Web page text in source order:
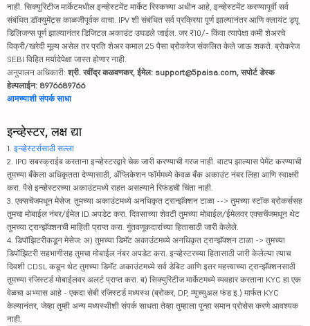
नाही. सिक्युरिटीज मार्केटमधील इन्व्हेस्टमेंट मार्केट रिस्कच्या अधीन आहे, इन्व्हेस्टमेंट करण्यापूर्वी सर्व
संबंधित डॉक्युमेंट्स काळजीपूर्वक वाचा. IPV शी संबंधित सर्व प्रक्रिया पूर्ण झाल्यानंतर आणि क्लायंट ड्यू
डिलिजन्स पूर्ण झाल्यानंतर डिजिटल अकाउंट उघडले जाईल. जर ₹10/- किंवा त्यापेक्षा कमी शेअरचे
विक्री/खरेदी मूल्य असेल तर प्रति शेअर कमाल 25 पैसा ब्रोकरेज संकलित केले जाऊ शकते. ब्रोकरेज
SEBI विहित मर्यादेपेक्षा जास्त होणार नाही.
अनुपालन अधिकारी: श्री. रवींद्र कळवणकर, ईमेल: support@5paisa.com, सपोर्ट डेस्क
हेल्पलाईन: 8976689766
आमच्याशी संपर्क साधा
इन्व्हेस्टर, लक्ष द्या
1. इन्व्हेस्टर्ससाठी सल्ला
2. IPO सबस्क्राईब करताना इन्व्हेस्टरद्वारे चेक जारी करण्याची गरज नाही. वाटप झाल्यास पेमेंट करण्याची
तुमच्या बँकेला अधिकृतता देण्यासाठी, ॲप्लिकेशन फॉर्ममध्ये केवळ बँक अकाउंट नंबर लिहा आणि स्वाक्षरी
करा. पैसे इन्व्हेस्टरच्या अकाउंटमध्ये राहत असल्याने रिफंडची चिंता नाही.
3. एक्सचेंजमधून मेसेज: तुमच्या अकाउंटमध्ये अनधिकृत ट्रान्झॅक्शन टाळा --> तुमच्या स्टॉक ब्रोकर्ससह
तुमचा मोबाईल नंबर/ईमेल ID अपडेट करा. दिवसाच्या शेवटी तुमच्या मोबाईल/ईमेलवर एक्सचेंजमधून थेट
तुमच्या ट्रान्झॅक्शनची माहिती प्राप्त करा. गुंतवणूकदारांच्या हितासाठी जारी केलेले.
4. डिपॉझिटरीकडून मेसेज: अ) तुमच्या डिमॅट अकाउंटमध्ये अनधिकृत ट्रान्झॅक्शन टाळा -> तुमच्या
डिपॉझिटरी सहभागीसह तुमचा मोबाईल नंबर अपडेट करा. इन्व्हेस्टरच्या हितासाठी जारी केलेल्या त्याच
दिवशी CDSL कडून थेट तुमच्या डिमॅट अकाउंटमध्ये सर्व डेबिट आणि इतर महत्त्वाच्या ट्रान्झॅक्शनसाठी
तुमच्या रजिस्टर्ड मोबाईलवर अलर्ट प्राप्त करा. ब) सिक्युरिटीज मार्केटमध्ये व्यवहार करताना KYC हा एक
वेळचा अभ्यास आहे - एकदा सेबी रजिस्टर्ड मध्यस्थ (ब्रोकर, DP, म्युच्युअल फंड इ.) मार्फत KYC
केल्यानंतर, जेव्हा तुम्ही अन्य मध्यस्थीशी संपर्क साधता तेव्हा तुम्हाला पुन्हा समान प्रोसेस करणे आवश्यक
नाही.